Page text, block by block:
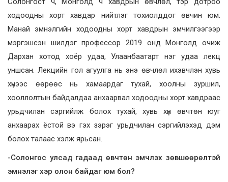
ходоодны хорт хавдар нийтлэг тохиолддог өвчин юм.
Манай эмнэлгийн ходоодны хорт хавдрын эмчилгээгээр
мэргэшсэн шилдэг профессор 2019 онд Монголд очиж
Дархан хотод хоёр удаа, Улаанбаатарт нэг удаа лекц
уншсан. Лекцийн гол агуулга нь энэ өвчлөл ихэвчлэн хувь
хүнээс өөрөөс нь хамаардаг тухай, хоолны зуршил,
хооллолтын байдалдаа анхаарвал ходоодны хорт хавдраас
урьдчилан сэргийлж болох тухай, хувь хүн өвчтөн юуг
анхаарах ёстой вэ гэх зэрэг урьдчилан сэргийлэхэд дэм
болох талаас хэлж ярьсан.
-Солонгос улсад гадаад өвчтөн эмчлэх зөвшөөрөлтэй
эмнэлэг хэр олон байдаг юм бол?